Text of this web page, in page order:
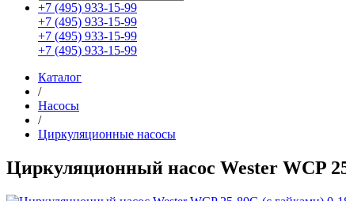
+7 (495) 933-15-99
+7 (495) 933-15-99
+7 (495) 933-15-99
+7 (495) 933-15-99
Каталог
/
Насосы
/
Циркуляционные насосы
Циркуляционный насос Wester WCP